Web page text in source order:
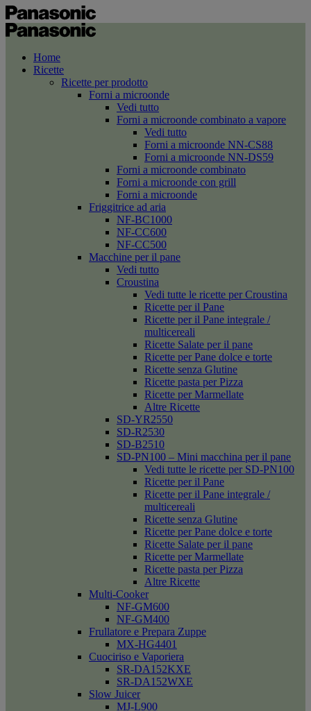
Home
Ricette
Ricette per prodotto
Forni a microonde
Vedi tutto
Forni a microonde combinato a vapore
Vedi tutto
Forni a microonde NN-CS88
Forni a microonde NN-DS59
Forni a microonde combinato
Forni a microonde con grill
Forni a microonde
Friggitrice ad aria
NF-BC1000
NF-CC600
NF-CC500
Macchine per il pane
Vedi tutto
Croustina
Vedi tutte le ricette per Croustina
Ricette per il Pane
Ricette per il Pane integrale /
multicereali
Ricette Salate per il pane
Ricette per Pane dolce e torte
Ricette senza Glutine
Ricette pasta per Pizza
Ricette per Marmellate
Altre Ricette
SD-YR2550
SD-R2530
SD-B2510
SD-PN100 – Mini macchina per il pane
Vedi tutte le ricette per SD-PN100
Ricette per il Pane
Ricette per il Pane integrale /
multicereali
Ricette senza Glutine
Ricette per Pane dolce e torte
Ricette Salate per il pane
Ricette per Marmellate
Ricette pasta per Pizza
Altre Ricette
Multi-Cooker
NF-GM600
NF-GM400
Frullatore e Prepara Zuppe
MX-HG4401
Cuociriso e Vaporiera
SR-DA152KXE
SR-DA152WXE
Slow Juicer
MJ-L900